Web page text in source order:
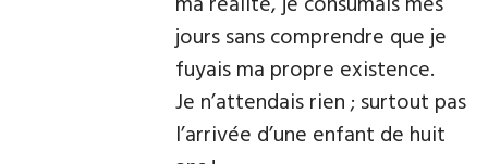
jours sans comprendre que je
fuyais ma propre existence.
Je n’attendais rien ; surtout pas
l’arrivée d’une enfant de huit